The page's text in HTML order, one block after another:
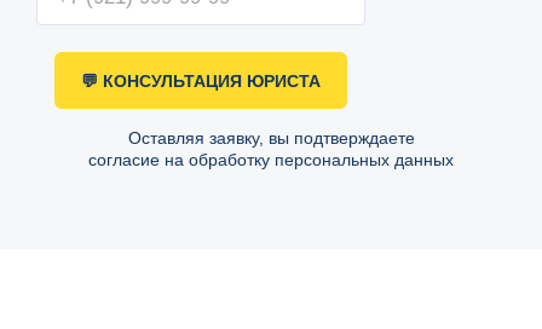
💬 КОНСУЛЬТАЦИЯ ЮРИСТА
Оставляя заявку, вы подтверждаете
согласие на обработку персональных данных